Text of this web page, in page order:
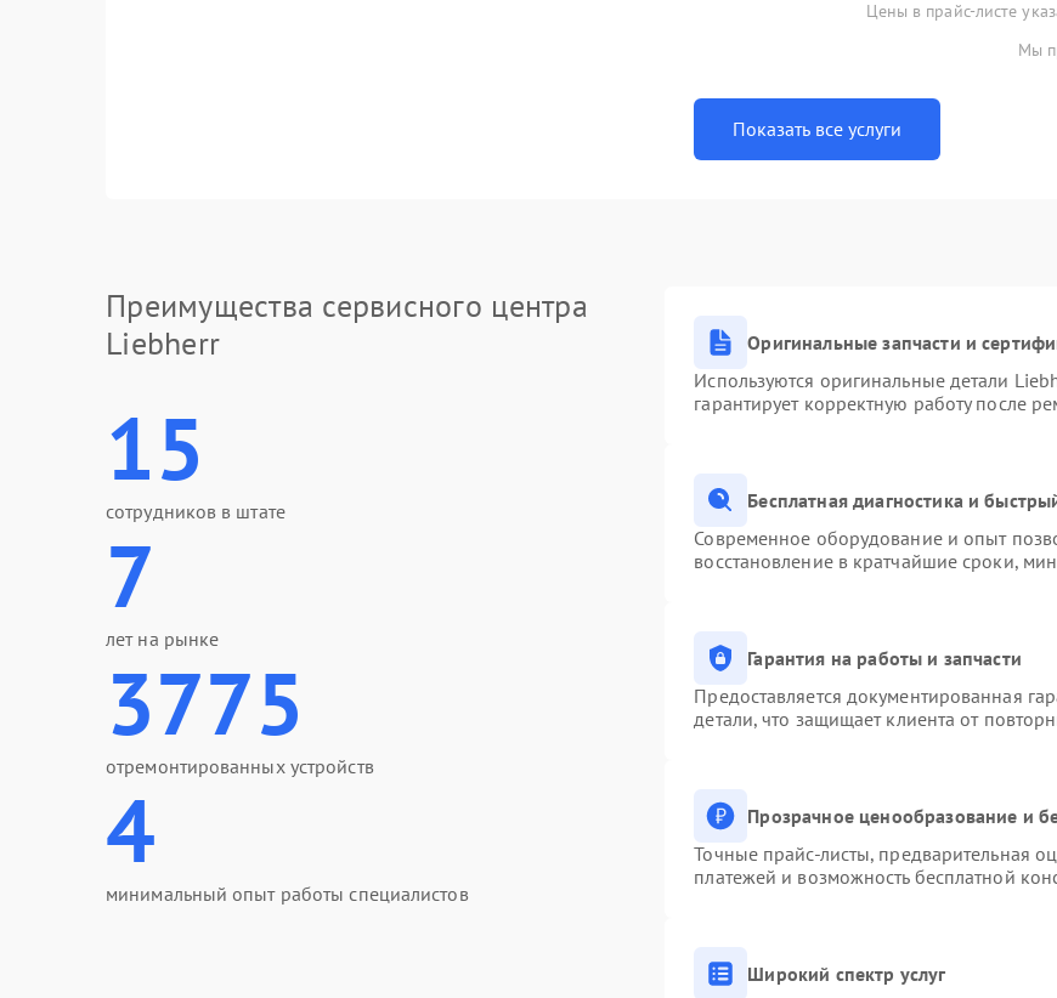
Цены в прайс-листе
Мы
Показать все услуги
Преимущества сервисного центра
Liebherr
15
сотрудников в штате
7
лет на рынке
3775
отремонтированных устройств
4
минимальный опыт работы специалистов
Оригинальные запчасти и
Используются оригинальные детали
гарантирует корректную работу после
Бесплатная диагностика и
Современное оборудование и опыт
восстановление в кратчайшие сроки,
Гарантия на работы и запчасти
Предоставляется документированная
детали, что защищает клиента от
Прозрачное ценообразование и
Точные прайс-листы, предварительная
платежей и возможность бесплатной
Широкий спектр услуг